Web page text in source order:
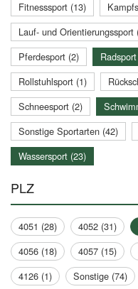
Fitnesssport (13)
Lauf- und Orientierungssport
Pferdesport (2)
Rollstuhlsport (1)
Schneesport (2)
Sonstige Sportarten (42)
Wassersport (23)
PLZ
4051 (28) 4052 (31)
4056 (18)
4057 (15)
4126 (1)
Sonstige (74)